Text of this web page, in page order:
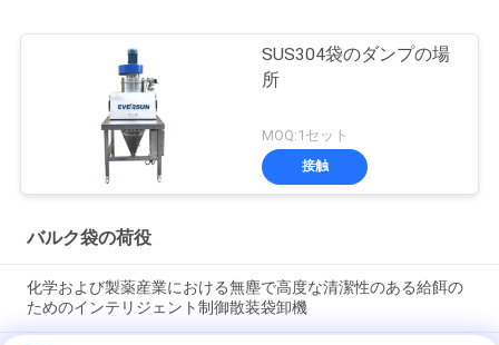
SUS304袋のダンプの場
所
MOQ:1セット
接触
バルク袋の荷役
化学および製薬産業における無塵で高度な清潔性のある給餌の
ためのインテリジェント制御散装袋卸機